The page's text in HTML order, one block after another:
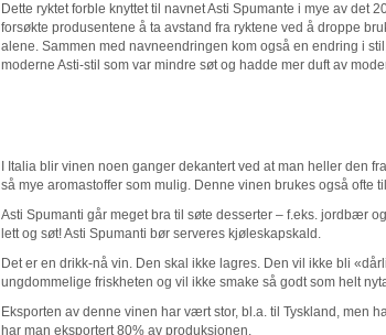
Dette ryktet forble knyttet til navnet Asti Spumante i mye av det
forsøkte produsentene å ta avstand fra ryktene ved å droppe
alene. Sammen med navneendringen kom også en endring i
moderne Asti-stil som var mindre søt og hadde mer duft av
I Italia blir vinen noen ganger dekantert ved at man heller den
så mye aromastoffer som mulig. Denne vinen brukes også ofte
Asti Spumanti går meget bra til søte desserter – f.eks. jordbær
lett og søt! Asti Spumanti bør serveres kjøleskapskald.
Det er en drikk-nå vin. Den skal ikke lagres. Den vil ikke bli
ungdommelige friskheten og vil ikke smake så godt som helt
Eksporten av denne vinen har vært stor, bl.a. til Tyskland, men
har man eksportert 80% av produksjonen.